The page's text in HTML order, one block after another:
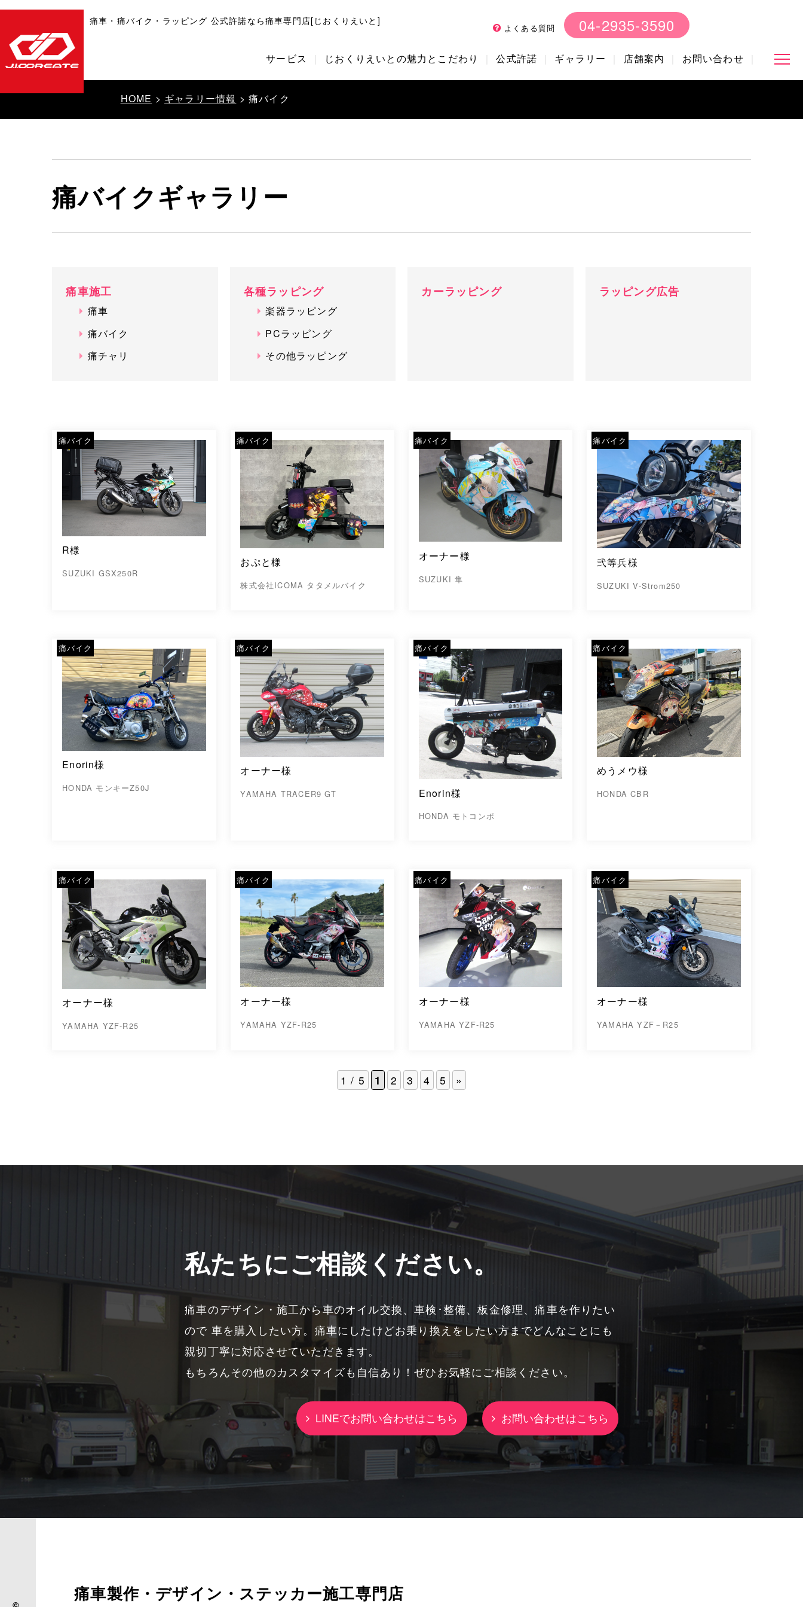
痛車・痛バイク・ラッピング 公式許諾なら痛車専門店[じおくりえいと]
よくある質問 04-2935-3590
サービス じおくりえいとの魅力とこだわり 公式許諾 ギャラリー 店舗案内 お問い合わせ
HOME > ギャラリー情報 > 痛バイク
痛バイクギャラリー
痛車施工
痛車
痛バイク
痛チャリ
各種ラッピング
楽器ラッピング
PCラッピング
その他ラッピング
カーラッピング ラッピング広告
痛バイク
R様
SUZUKI GSX250R
痛バイク
おぷと様
株式会社ICOMA タタメルバイク
痛バイク
オーナー様
SUZUKI 隼
痛バイク
弐等兵様
SUZUKI V-Strom250
痛バイク
Enorin様
HONDA モンキーZ50J
痛バイク
オーナー様
YAMAHA TRACER9 GT
痛バイク
Enorin様
HONDA モトコンポ
痛バイク
めうメウ様
HONDA CBR
痛バイク
オーナー様
YAMAHA YZF-R25
痛バイク
オーナー様
YAMAHA YZF-R25
痛バイク
オーナー様
YAMAHA YZF-R25
痛バイク
オーナー様
YAMAHA YZF－R25
1 / 5 1 2 3 4 5 »
私たちにご相談ください。
痛車のデザイン・施工から車のオイル交換、車検･整備、板金修理、痛車を作りたい
ので 車を購入したい方。痛車にしたけどお乗り換えをしたい方までどんなことにも
親切丁寧に対応させていただきます。
もちろんその他のカスタマイズも自信あり！ぜひお気軽にご相談ください。
LINEでお問い合わせはこちら お問い合わせはこちら
痛車製作・デザイン・ステッカー施工専門店